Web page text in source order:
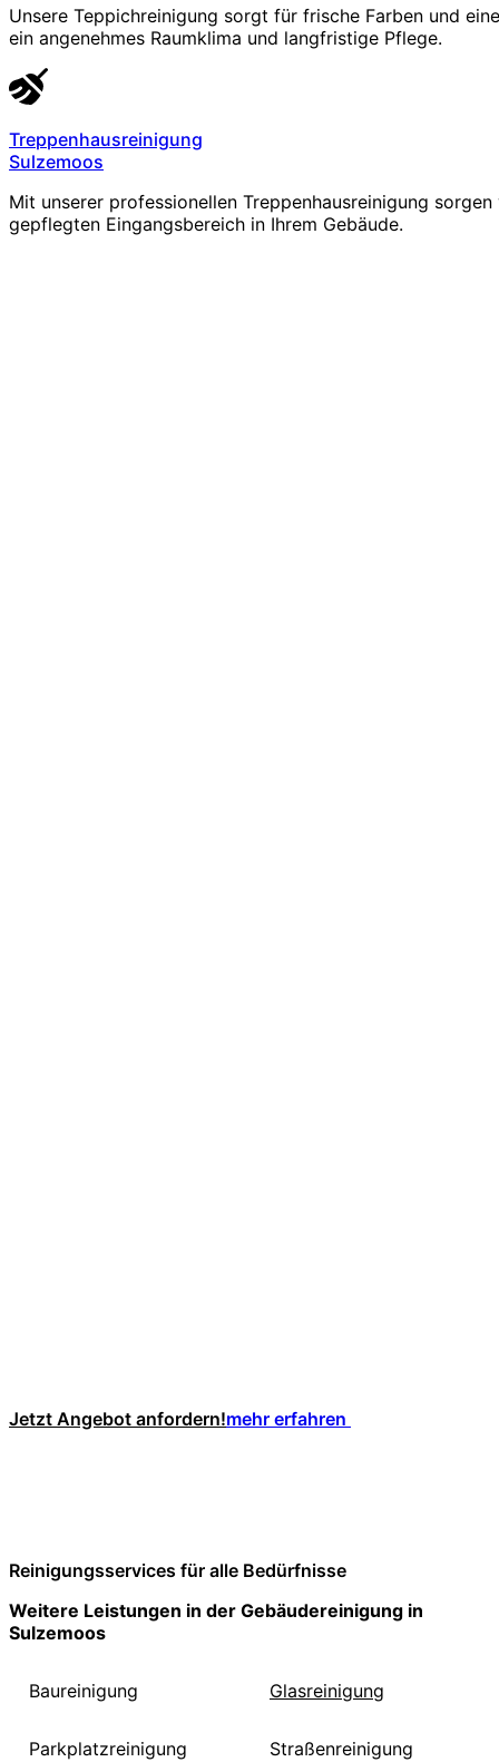
Unsere Teppichreinigung sorgt für frische Farben und
ein angenehmes Raumklima und langfristige Pflege.
Treppenhausreinigung
Sulzemoos
Mit unserer professionellen Treppenhausreinigung
gepflegten Eingangsbereich in Ihrem Gebäude.
Jetzt Angebot anfordern!mehr erfahren
Reinigungsservices für alle Bedürfnisse
Weitere Leistungen in der Gebäudereinigung in
Sulzemoos
Baureinigung Glasreinigung
Parkplatzreinigung Straßenreinigung